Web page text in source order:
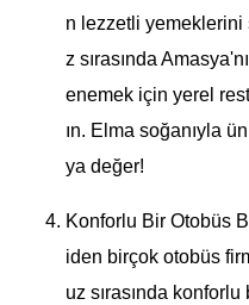
n lezzetli yemeklerini
z sırasında
enemek için yerel
ın. Elma soğanıyla
ya değer!
Konforlu Bir Otobüs
iden birçok otobüs
uz sırasında